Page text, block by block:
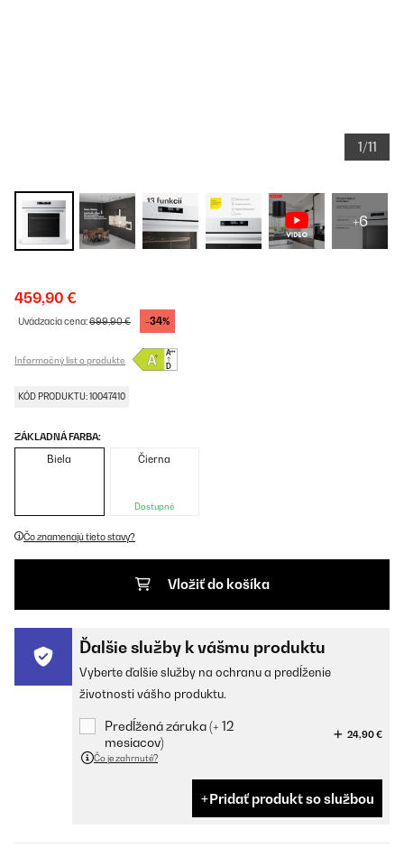
1/11
+6
459,90 €
Uvádzacia cena:699,90 € -34%
Informačný list o produkte
KÓD PRODUKTU: 10047410
ZÁKLADNÁ FARBA:
Biela Čierna
Dostupné
Čo znamenajú tieto stavy?
Vložiť do košíka
Ďalšie služby k vášmu produktu
Vyberte ďalšie služby na ochranu a predĺženie
životnosti vášho produktu.
Predĺžená záruka (+ 12
mesiacov)
24,90 €
Čo je zahrnuté?
Pridať produkt so službou